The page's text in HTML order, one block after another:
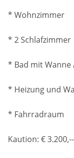
* Wohnzimmer
* 2 Schlafzimmer
* Bad mit Wanne
* Heizung und
* Fahrradraum
Kaution: € 3.200,--